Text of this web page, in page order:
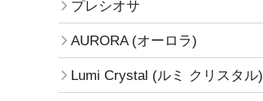
プレシオサ
AURORA (オーロラ)
Lumi Crystal (ルミ クリスタル)